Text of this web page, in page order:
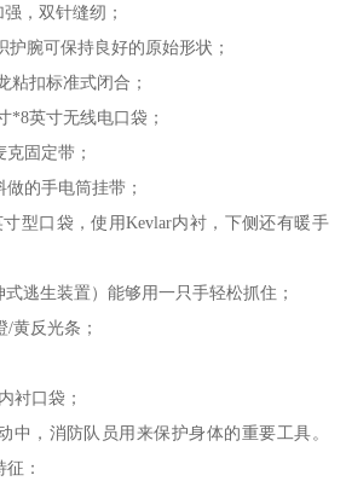
，双针缝纫；
护腕可保持良好的原始形状；
粘扣标准式闭合；
*8英寸无线电口袋；
固定带；
的手电筒挂带；
型口袋，使用Kevlar内衬，下侧还有暖手
式逃生装置）能够用一只手轻松抓住；
/黄反光条；
衬口袋；
中，消防队员用来保护身体的重要工具。
：